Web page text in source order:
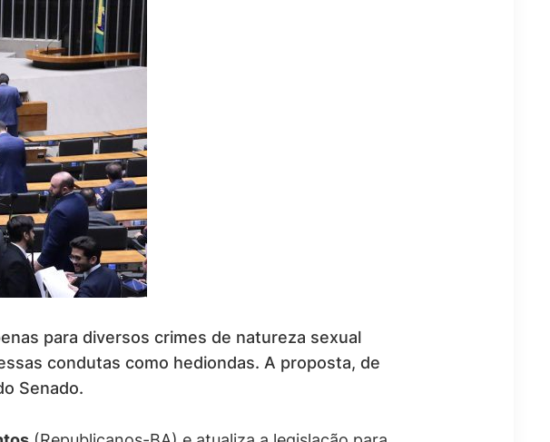
para diversos crimes de natureza sexual
condutas como hediondas. A proposta, de
Senado.